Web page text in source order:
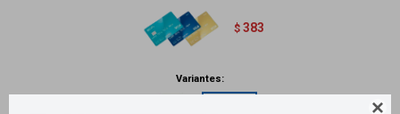

$ 383
Variantes: